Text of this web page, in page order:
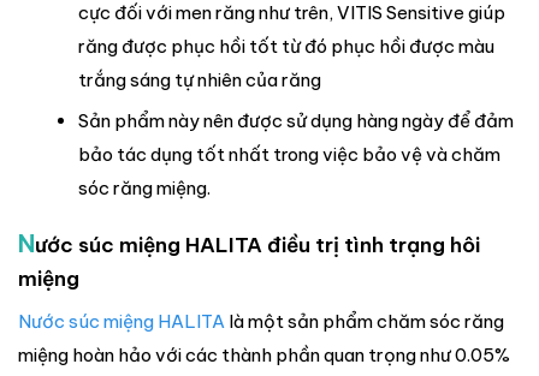
cực đối với men răng như trên, VITIS Sensitive giúp
răng được phục hồi tốt từ đó phục hồi được màu
trắng sáng tự nhiên của răng
Sản phẩm này nên được sử dụng hàng ngày để đảm
bảo tác dụng tốt nhất trong việc bảo vệ và chăm
sóc răng miệng.
Nước súc miệng HALITA điều trị tình trạng hôi
miệng
Nước súc miệng HALITA là một sản phẩm chăm sóc răng
miệng hoàn hảo với các thành phần quan trọng như 0.05%